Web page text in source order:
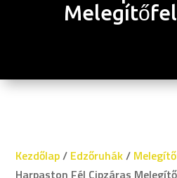
Kezdőlap/ Edzőruhák/